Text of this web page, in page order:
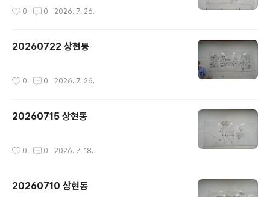
0 0 2026. 7. 26.
20260722 상현동
0 0 2026. 7. 26.
20260715 상현동
0 0 2026. 7. 18.
20260710 상현동